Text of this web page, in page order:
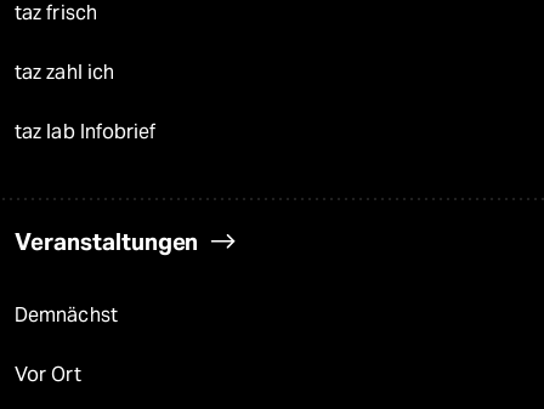
taz frisch
taz zahl ich
taz lab Infobrief
Veranstaltungen
Demnächst
Vor Ort